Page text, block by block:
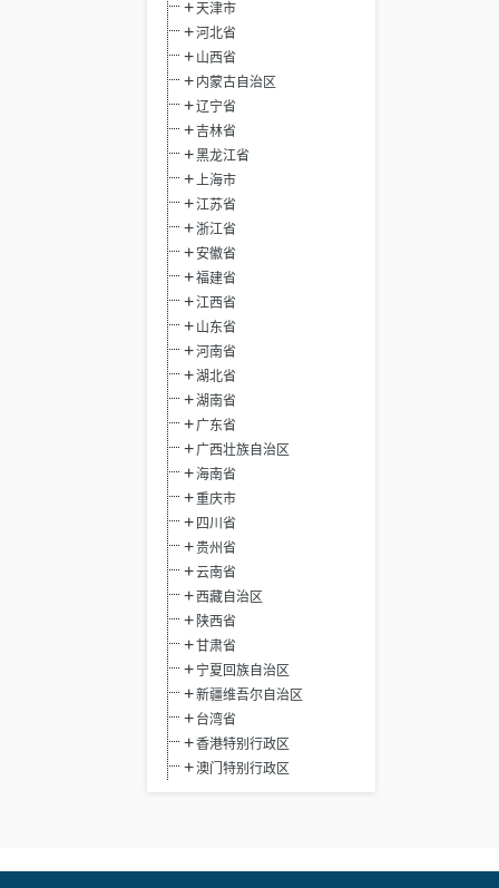
天津市
河北省
山西省
内蒙古自治区
辽宁省
吉林省
黑龙江省
上海市
江苏省
浙江省
安徽省
福建省
江西省
山东省
河南省
湖北省
湖南省
广东省
广西壮族自治区
海南省
重庆市
四川省
贵州省
云南省
西藏自治区
陕西省
甘肃省
宁夏回族自治区
新疆维吾尔自治区
台湾省
香港特别行政区
澳门特别行政区